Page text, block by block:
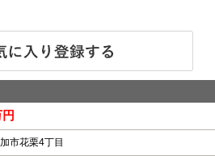
市花栗4丁目